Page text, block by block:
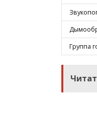
Группа